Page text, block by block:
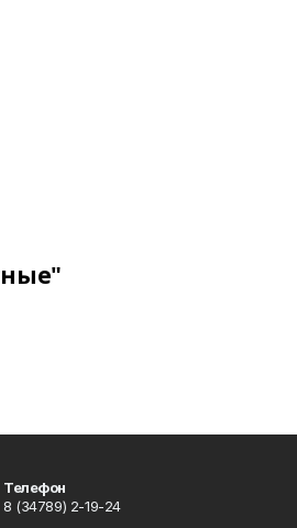
Телефон
8 (34789) 2-19-24